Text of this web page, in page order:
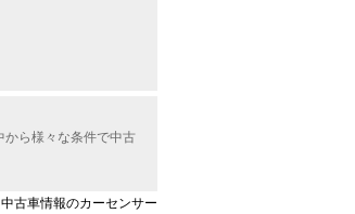
から様々な条件で中古
古車情報のカーセンサー